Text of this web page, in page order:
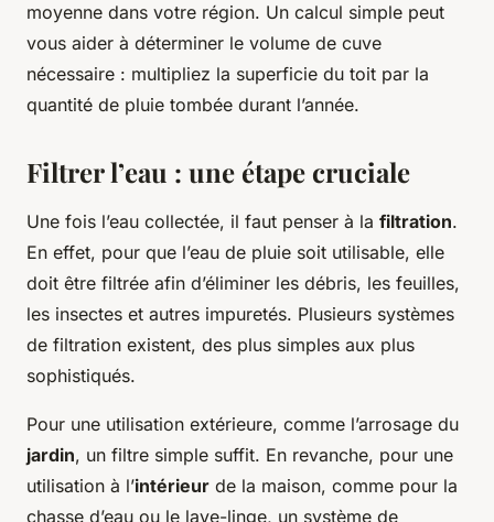
moyenne dans votre région. Un calcul simple peut
vous aider à déterminer le volume de cuve
nécessaire : multipliez la superficie du toit par la
quantité de pluie tombée durant l’année.
Filtrer l’eau : une étape cruciale
Une fois l’eau collectée, il faut penser à la filtration.
En effet, pour que l’eau de pluie soit utilisable, elle
doit être filtrée afin d’éliminer les débris, les feuilles,
les insectes et autres impuretés. Plusieurs systèmes
de filtration existent, des plus simples aux plus
sophistiqués.
Pour une utilisation extérieure, comme l’arrosage du
jardin, un filtre simple suffit. En revanche, pour une
utilisation à l’intérieur de la maison, comme pour la
chasse d’eau ou le lave-linge, un système de